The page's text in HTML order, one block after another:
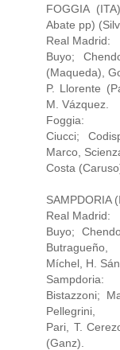
FOGGIA
Abate pp)
Real Madrid:
Buyo;
(Maqueda),
P. Llorente
M. Vázquez.
Foggia:
Ciucci;
Marco,
Costa
SAMPDORIA
Real Madrid:
Buyo;
Butragueño,
Míchel, H.
Sampdoria:
Bistazzoni;
Pellegrini,
Pari, T.
(Ganz).